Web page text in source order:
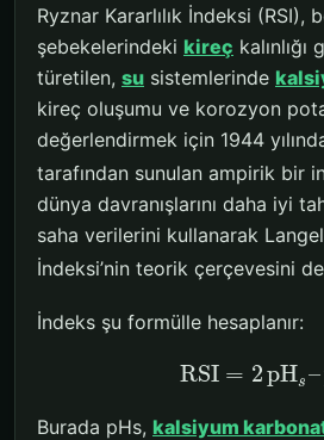
Ryznar Kararlılık İndeksi (RSI),
şebekelerindeki kireç
türetilen, su sistemlerinde
kireç oluşumu ve korozyon
değerlendirmek için 1944
tarafından sunulan ampirik bir
dünya davranışlarını daha iyi
saha verilerini kullanarak
İndeksi’nin teorik çerçevesini
İndeks şu formülle hesaplanır:
RSI = 2pHs –
Burada pHs, kalsiyum